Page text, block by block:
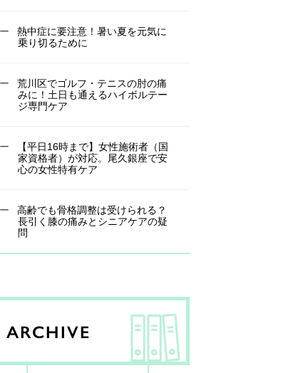
熱中症に要注意！暑い夏を元気に
乗り切るために
荒川区でゴルフ・テニスの肘の痛
みに！土日も通えるハイボルテー
ジ専門ケア
【平日16時まで】女性施術者（国
家資格者）が対応。尾久銀座で安
心の女性特有ケア
高齢でも骨格調整は受けられる？
長引く膝の痛みとシニアケアの疑
問
ARCHIVE